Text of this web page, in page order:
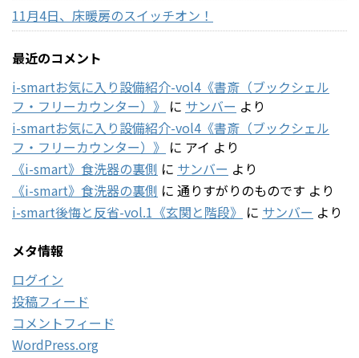
11月4日、床暖房のスイッチオン！
最近のコメント
i-smartお気に入り設備紹介-vol4《書斎（ブックシェル
フ・フリーカウンター）》 に サンバー より
i-smartお気に入り設備紹介-vol4《書斎（ブックシェル
フ・フリーカウンター）》 に アイ より
《i-smart》食洗器の裏側 に サンバー より
《i-smart》食洗器の裏側 に 通りすがりのものです より
i-smart後悔と反省-vol.1《玄関と階段》 に サンバー より
メタ情報
ログイン
投稿フィード
コメントフィード
WordPress.org